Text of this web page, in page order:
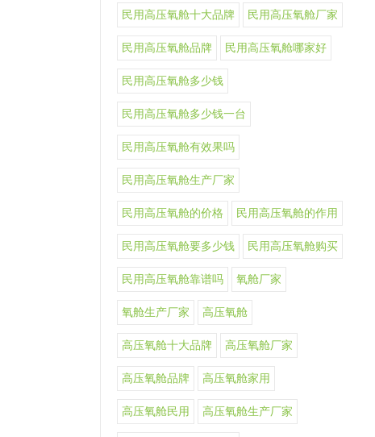
民用高压氧舱十大品牌 民用高压氧舱厂家
民用高压氧舱品牌 民用高压氧舱哪家好
民用高压氧舱多少钱
民用高压氧舱多少钱一台
民用高压氧舱有效果吗
民用高压氧舱生产厂家
民用高压氧舱的价格 民用高压氧舱的作用
民用高压氧舱要多少钱 民用高压氧舱购买
民用高压氧舱靠谱吗 氧舱厂家
氧舱生产厂家 高压氧舱
高压氧舱十大品牌 高压氧舱厂家
高压氧舱品牌 高压氧舱家用
高压氧舱民用 高压氧舱生产厂家